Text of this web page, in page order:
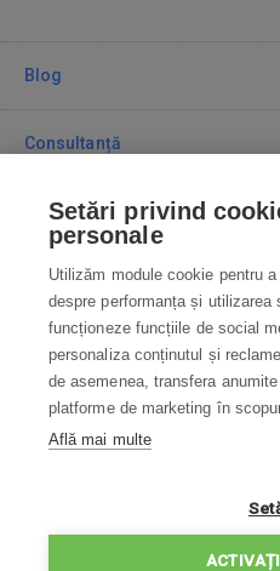
Blog
Consultanță
Cum cumpăr
Contact
Contactați-ne
info@robotworld.ro
031 22 97 010
POLITICA DE CONFIDENȚIALITATE
Setări privind
personale
Utilizăm module cookie pentru
despre performanța și
funcționeze funcțiile de social
personaliza conținutul și
de asemenea, transfera
platforme de marketing în
Află mai multe